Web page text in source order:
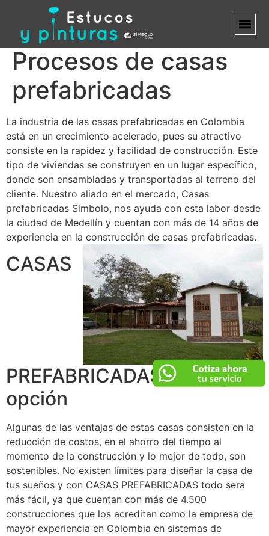
Procesos de casas
prefabricadas
La industria de las casas prefabricadas en Colombia
está en un crecimiento acelerado, pues su atractivo
consiste en la rapidez y facilidad de construcción. Este
tipo de viviendas se construyen en un lugar específico,
donde son ensambladas y transportadas al terreno del
cliente. Nuestro aliado en el mercado, Casas
prefabricadas Simbolo, nos ayuda con esta labor desde
la ciudad de Medellín y cuentan con más de 14 años de
experiencia en la construcción de casas prefabricadas.
CASAS
PREFABRICADAS, tu mejor
opción
Algunas de las ventajas de estas casas consisten en la
reducción de costos, en el ahorro del tiempo al
momento de la construcción y lo mejor de todo, son
sostenibles. No existen límites para diseñar la casa de
tus sueños y con CASAS PREFABRICADAS todo será
más fácil, ya que cuentan con más de 4.500
construcciones que los acreditan como la empresa de
mayor experiencia en Colombia en sistemas de